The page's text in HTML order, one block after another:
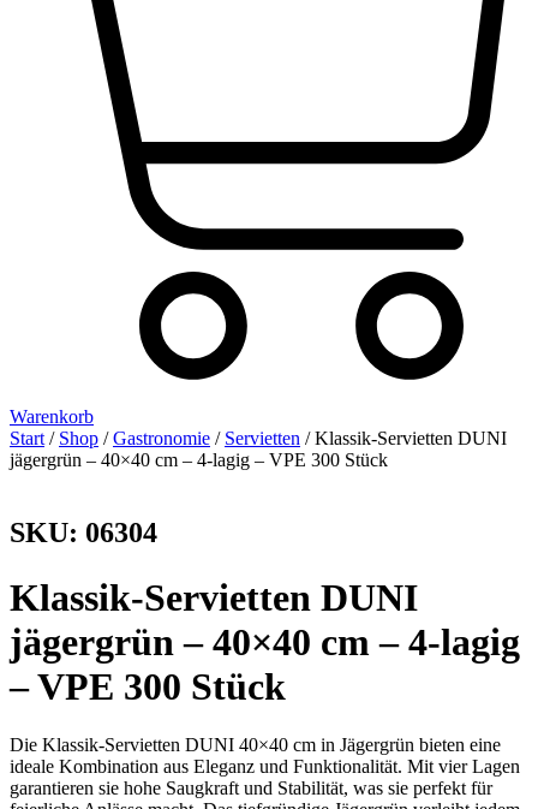
Warenkorb
Start / Shop /Gastronomie / Servietten / Klassik-Servietten DUNI
jägergrün – 40×40 cm – 4-lagig – VPE 300 Stück
SKU: 06304
Klassik-Servietten DUNI
jägergrün – 40×40 cm – 4-lagig
– VPE 300 Stück
Die Klassik-Servietten DUNI 40×40 cm in Jägergrün bieten eine
ideale Kombination aus Eleganz und Funktionalität. Mit vier Lagen
garantieren sie hohe Saugkraft und Stabilität, was sie perfekt für